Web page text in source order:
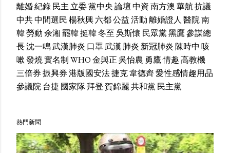
離婚紀錄民主 立委黨中央論壇中資南方澳華航抗議
中共中間選民楊秋興六都公益活動離婚證人 醫院南
韓勞動余湘罷韓挺韓冬至吳斯懷 民眾黨黑鷹參謀總
長沈一鳴武漢肺炎 口罩武漢 肺炎 新冠肺炎陳時中 咳
嗽發燒實名制WHO金與正吳怡農 勇鷹情趣高教機
三倍券振興券港版國安法捷克韋德齊愛性感情趣用品
參議院台捷 國家隊拜登賀錦麗共和黨民主黨
熱門新聞